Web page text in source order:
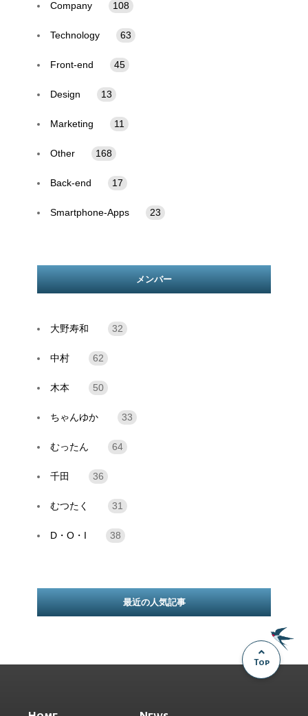
最近の人気記事
Company 108
Technology 63
Front-end 45
Design 13
Marketing 11
Other 168
Back-end 17
Smartphone-Apps 23
メンバー
大野寿和 32
中村 62
木本 50
ちゃんゆか 33
むったん 64
千田 36
むつたく 31
D・O・I 38
Top